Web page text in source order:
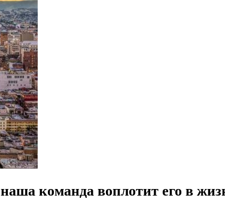
команда воплотит его в